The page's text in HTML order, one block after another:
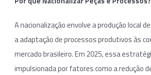
A nacionalização envolve a produção local
a adaptação de processos produtivos às
mercado brasileiro. Em 2025, essa
impulsionada por fatores como a redução